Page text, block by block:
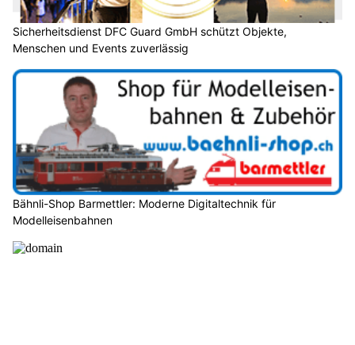
Sicherheitsdienst DFC Guard GmbH schützt Objekte,
Menschen und Events zuverlässig
Bähnli-Shop Barmettler: Moderne Digitaltechnik für
Modelleisenbahnen